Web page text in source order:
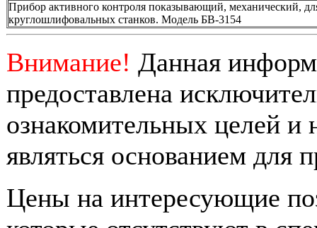
Прибор активного контроля показывающий, механический,
круглошлифовальных станков. Модель БВ-3154
Внимание! Данная
предоставлена
ознакомительных целей и
являться основанием для
Цены на интересующие